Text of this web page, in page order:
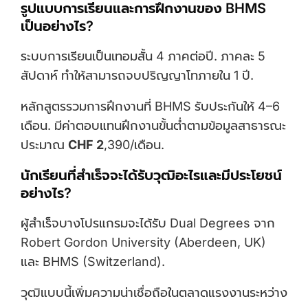
รูปแบบการเรียนและการฝึกงานของ BHMS
เป็นอย่างไร?
ระบบการเรียนเป็นเทอมสั้น 4 ภาคต่อปี. ภาคละ 5
สัปดาห์ ทำให้สามารถจบปริญญาโทภายใน 1 ปี.
หลักสูตรรวมการฝึกงานที่ BHMS รับประกันให้ 4–6
เดือน. มีค่าตอบแทนฝึกงานขั้นต่ำตามข้อมูลสาธารณะ
ประมาณ CHF 2,390/เดือน.
นักเรียนที่สำเร็จจะได้รับวุฒิอะไรและมีประโยชน์
อย่างไร?
ผู้สำเร็จบางโปรแกรมจะได้รับ Dual Degrees จาก
Robert Gordon University (Aberdeen, UK)
และ BHMS (Switzerland).
วุฒิแบบนี้เพิ่มความน่าเชื่อถือในตลาดแรงงานระหว่าง